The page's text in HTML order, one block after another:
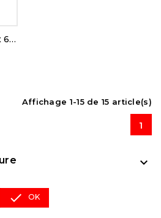
Sonde tube PT100 Ø6 x 600 mm
Affichage 1-15 de 15 article(s)
1

 OK